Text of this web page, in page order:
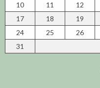
10
11 12
17
18 19
24
25 26
31